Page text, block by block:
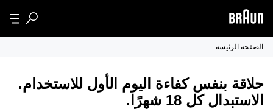
الصفحة الرئيسة
حلاقة بنفس كفاءة اليوم الأول للاستخدام.
الاستبدال كل 18 شهرًا.